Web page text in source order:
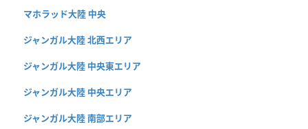
マホラッド大陸 中央
ジャンガル大陸 北西エリア
ジャンガル大陸 中央東エリア
ジャンガル大陸 中央エリア
ジャンガル大陸 南部エリア